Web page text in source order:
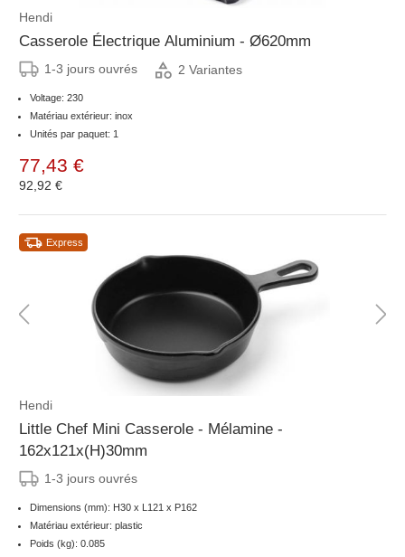
Hendi
Casserole Électrique Aluminium - Ø620mm
1-3 jours ouvrés 2 Variantes
Voltage: 230
Matériau extérieur: inox
Unités par paquet: 1
77,43 €
92,92 €
Express
Hendi
Little Chef Mini Casserole - Mélamine -
162x121x(H)30mm
1-3 jours ouvrés
Dimensions (mm): H30 x L121 x P162
Matériau extérieur: plastic
Poids (kg): 0.085